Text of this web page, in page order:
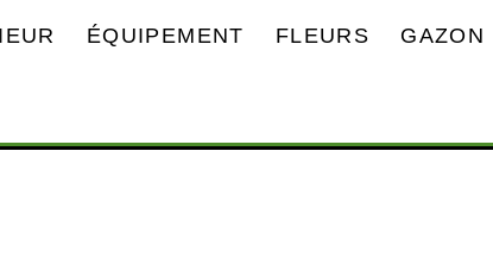
ÉQUIPEMENT FLEURS GAZON